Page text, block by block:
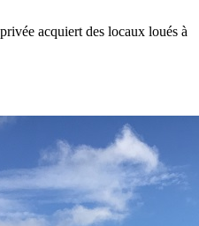
acquiert des locaux loués à